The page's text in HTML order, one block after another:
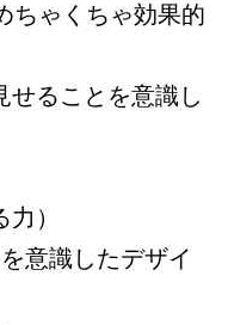
ちゃくちゃ効果的
せることを意識し
）
意識したデザイ